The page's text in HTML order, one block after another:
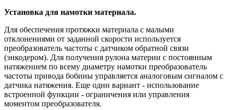
Установка для намотки материала.
Для обеспечения протяжки материала с малыми
отклонениями от заданной скорости используется
преобразователь частоты c датчиком обратной связи
(энкодером). Для получения рулона материи с постоянным
натяжением по всему диаметру намотки преобразователь
частоты привода бобины управляется аналоговым сигналом с
датчика натяжения. Еще один вариант - использование
встроенной функции - ограничения или управления
моментом преобразователя.